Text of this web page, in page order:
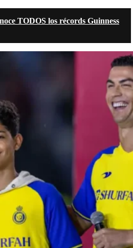
TODOS los récords Guinness